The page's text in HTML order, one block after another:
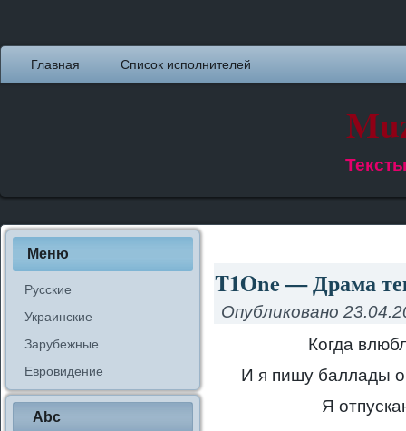
Главная Список исполнителей
Меню
Русские
Украинские
Зарубежные
Евровидение
Abc
T1One — Драма
Опубликовано
Когда
И я пишу баллады
Я